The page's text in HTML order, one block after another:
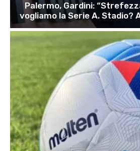
Palermo, Gardini:
vogliamo la Serie A. Stadio?